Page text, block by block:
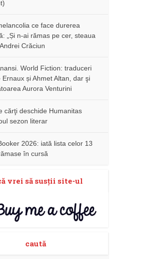
ce face durerea
„Și n-ai rămas pe cer, steaua
Crăciun
World Fiction: traduceri
Ernaux și Ahmet Altan, dar şi
Aurora Venturini
cărţi deschide Humanitas
sezon literar
2026: iată lista celor 13
în cursă
vrei să susţii site-ul
caută